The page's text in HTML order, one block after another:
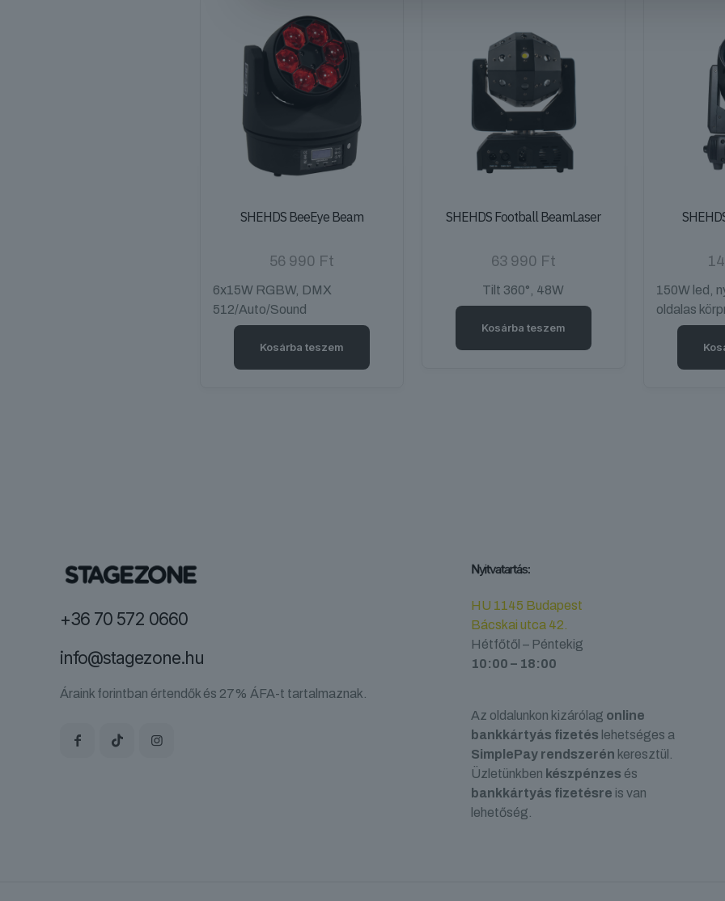
SHEHDS BeeEye Beam
56 990 Ft
6x15W RGBW, DMX
512/Auto/Sound
Kosárba teszem
SHEHDS Football BeamLaser
63 990 Ft
Tilt 360°, 48W
Kosárba teszem
150W led,
oldalas
+36 70 572 0660
info@stagezone.hu
Áraink forintban értendők és 27% ÁFA-t tartalmaznak.
Nyitvatartás:
HU 1145 Budapest
Bácskai utca 42.
Hétfőtől – Péntekig
10:00 – 18:00
Az oldalunkon kizárólag online
bankkártyás fizetés lehetséges a
SimplePay rendszerén keresztül.
Üzletünkben készpénzes és
bankkártyás fizetésre is van
lehetőség.